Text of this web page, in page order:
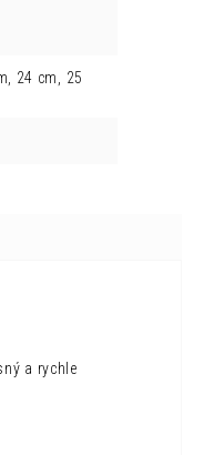
24 cm, 25
a rychle